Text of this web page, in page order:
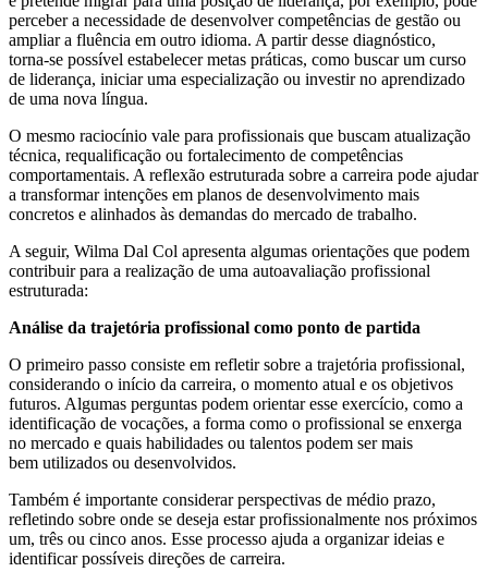
perceber a necessidade de desenvolver competências de gestão ou
ampliar a fluência em outro idioma. A partir desse diagnóstico,
torna-se possível estabelecer metas práticas, como buscar um curso
de liderança, iniciar uma especialização ou investir no aprendizado
de uma nova língua.
O mesmo raciocínio vale para profissionais que buscam atualização
técnica, requalificação ou fortalecimento de competências
comportamentais. A reflexão estruturada sobre a carreira pode ajudar
a transformar intenções em planos de desenvolvimento mais
concretos e alinhados às demandas do mercado de trabalho.
A seguir, Wilma Dal Col apresenta algumas orientações que podem
contribuir para a realização de uma autoavaliação profissional
estruturada:
Análise da trajetória profissional como ponto de partida
O primeiro passo consiste em refletir sobre a trajetória profissional,
considerando o início da carreira, o momento atual e os objetivos
futuros. Algumas perguntas podem orientar esse exercício, como a
identificação de vocações, a forma como o profissional se enxerga
no mercado e quais habilidades ou talentos podem ser mais
bem utilizados ou desenvolvidos.
Também é importante considerar perspectivas de médio prazo,
refletindo sobre onde se deseja estar profissionalmente nos próximos
um, três ou cinco anos. Esse processo ajuda a organizar ideias e
identificar possíveis direções de carreira.